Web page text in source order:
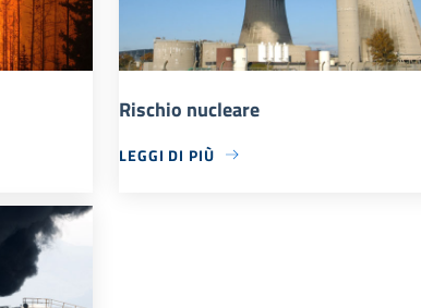
Rischio nucleare
LEGGI DI PIÙ